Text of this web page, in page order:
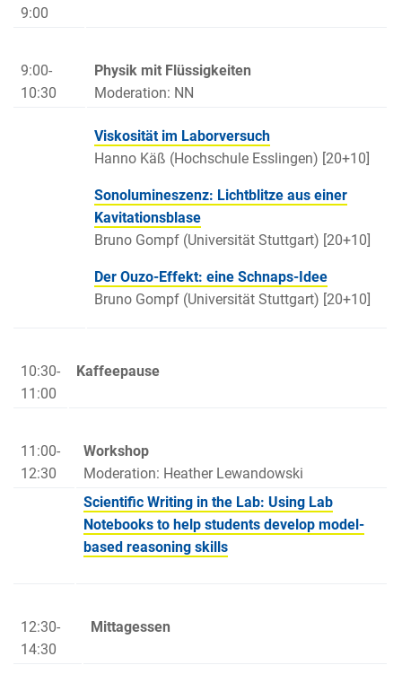
9:00
9:00-
10:30
Physik mit Flüssigkeiten
Moderation: NN
Viskosität im Laborversuch
Hanno Käß (Hochschule Esslingen) [20+10]
Sonolumineszenz: Lichtblitze aus einer
Kavitationsblase
Bruno Gompf (Universität Stuttgart) [20+10]
Der Ouzo-Effekt: eine Schnaps-Idee
Bruno Gompf (Universität Stuttgart) [20+10]
10:30-
11:00
Kaffeepause
11:00-
12:30
Workshop
Moderation: Heather Lewandowski
Scientific Writing in the Lab: Using Lab
Notebooks to help students develop model-
based reasoning skills
12:30-
14:30
Mittagessen